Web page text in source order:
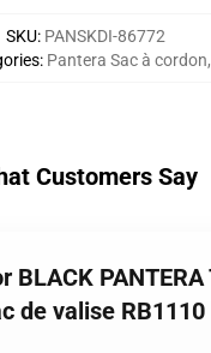
SKU: PANSKDI-86772
: Pantera Sac à cordon,
Customers Say
BLACK PANTERA
de valise RB1110